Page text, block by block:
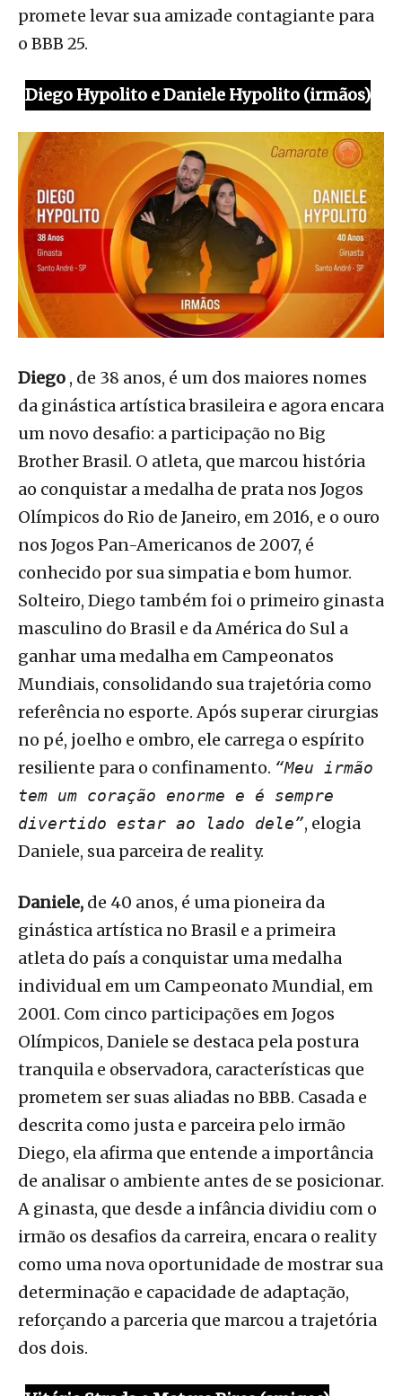
promete levar sua amizade contagiante para
o BBB 25.
Diego Hypolito e Daniele Hypolito (irmãos)
Diego , de 38 anos, é um dos maiores nomes
da ginástica artística brasileira e agora encara
um novo desafio: a participação no Big
Brother Brasil. O atleta, que marcou história
ao conquistar a medalha de prata nos Jogos
Olímpicos do Rio de Janeiro, em 2016, e o ouro
nos Jogos Pan-Americanos de 2007, é
conhecido por sua simpatia e bom humor.
Solteiro, Diego também foi o primeiro ginasta
masculino do Brasil e da América do Sul a
ganhar uma medalha em Campeonatos
Mundiais, consolidando sua trajetória como
referência no esporte. Após superar cirurgias
no pé, joelho e ombro, ele carrega o espírito
resiliente para o confinamento. “Meu irmão
tem um coração enorme e é sempre
divertido estar ao lado dele”, elogia
Daniele, sua parceira de reality.
Daniele, de 40 anos, é uma pioneira da
ginástica artística no Brasil e a primeira
atleta do país a conquistar uma medalha
individual em um Campeonato Mundial, em
2001. Com cinco participações em Jogos
Olímpicos, Daniele se destaca pela postura
tranquila e observadora, características que
prometem ser suas aliadas no BBB. Casada e
descrita como justa e parceira pelo irmão
Diego, ela afirma que entende a importância
de analisar o ambiente antes de se posicionar.
A ginasta, que desde a infância dividiu com o
irmão os desafios da carreira, encara o reality
como uma nova oportunidade de mostrar sua
determinação e capacidade de adaptação,
reforçando a parceria que marcou a trajetória
dos dois.